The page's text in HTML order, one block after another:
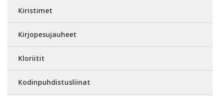
Kiristimet
Kirjopesujauheet
Kloriitit
Kodinpuhdistusliinat